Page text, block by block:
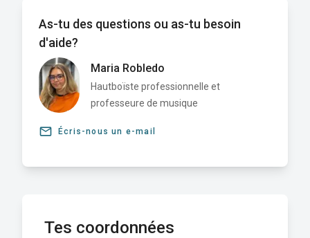
As-tu des questions ou as-tu besoin
d'aide?
Maria Robledo
Hautboïste professionnelle et
professeure de musique
email Écris-nous un e-mail
Tes coordonnées